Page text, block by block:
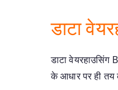
डाटा
डाटा
के आधार पर ही तय